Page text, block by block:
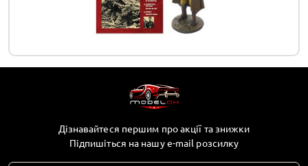
Дізнавайтеся першим про акції та знижки
Підпишіться на нашу e-mail розсилку